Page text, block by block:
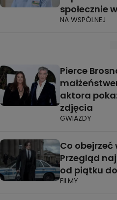
społecznie
NA WSPÓLNEJ
Pierce
aktora
zdjęcia
GWIAZDY
Co obejrzeć
Przegląd
od piątku
FILMY